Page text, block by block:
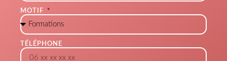
MOTIF
TÉLÉPHONE